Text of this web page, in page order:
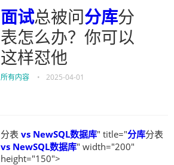
面试总被问分库分
表怎么办？你可以
这样怼他
所有内容 • 2025-04-01
分表 vs NewSQL数据库" title="分库分表
vs NewSQL数据库" width="200"
height="150">